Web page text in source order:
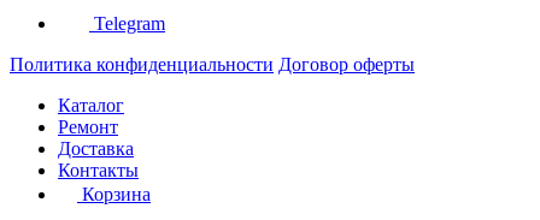
Telegram
Политика конфиденциальности Договор оферты
Каталог
Ремонт
Доставка
Контакты
Корзина